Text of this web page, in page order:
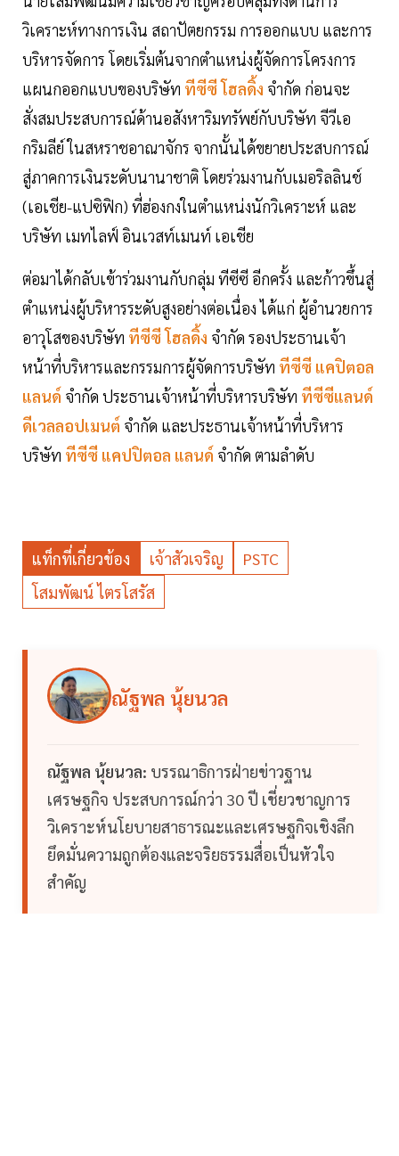
วิเคราะห์ทางการเงิน สถาปัตยกรรม การออกแบบ และการ
บริหารจัดการ โดยเริ่มต้นจากตำแหน่งผู้จัดการโครงการ
แผนกออกแบบของบริษัท ทีซีซี โฮลดิ้ง จำกัด ก่อนจะ
สั่งสมประสบการณ์ด้านอสังหาริมทรัพย์กับบริษัท จีวีเอ
กริมลีย์ ในสหราชอาณาจักร จากนั้นได้ขยายประสบการณ์
สู่ภาคการเงินระดับนานาชาติ โดยร่วมงานกับเมอริลลินช์
(เอเชีย-แปซิฟิก) ที่ฮ่องกงในตำแหน่งนักวิเคราะห์ และ
บริษัท เมทไลฟ์ อินเวสท์เมนท์ เอเชีย
ต่อมาได้กลับเข้าร่วมงานกับกลุ่ม ทีซีซี อีกครั้ง และก้าวขึ้นสู่
ตำแหน่งผู้บริหารระดับสูงอย่างต่อเนื่อง ได้แก่ ผู้อำนวยการ
อาวุโสของบริษัท ทีซีซี โฮลดิ้ง จำกัด รองประธานเจ้า
หน้าที่บริหารและกรรมการผู้จัดการบริษัท ทีซีซี แคปิตอล
แลนด์ จำกัด ประธานเจ้าหน้าที่บริหารบริษัท ทีซีซีแลนด์
ดีเวลลอปเมนต์ จำกัด และประธานเจ้าหน้าที่บริหาร
บริษัท ทีซีซี แคปปิตอล แลนด์ จำกัด ตามลำดับ
แท็กที่เกี่ยวข้อง เจ้าสัวเจริญ
PSTC
โสมพัฒน์ ไตรโสรัส
ณัฐพล นุ้ยนวล
ณัฐพล นุ้ยนวล: บรรณาธิการฝ่ายข่าวฐาน
เศรษฐกิจ ประสบการณ์กว่า 30 ปี เชี่ยวชาญการ
วิเคราะห์นโยบายสาธารณะและเศรษฐกิจเชิงลึก
ยึดมั่นความถูกต้องและจริยธรรมสื่อเป็นหัวใจ
สำคัญ